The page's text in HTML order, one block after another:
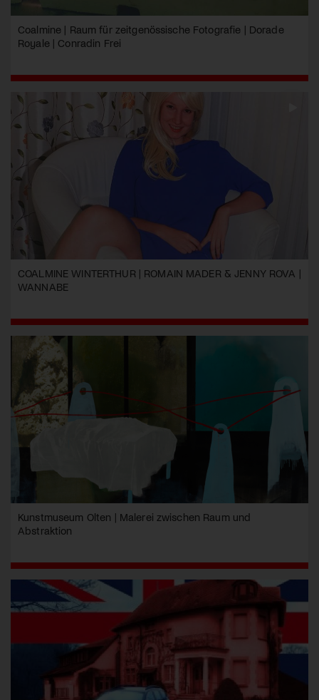
Coalmine | Raum für zeitgenössische Fotografie | Dorade
Royale | Conradin Frei
COALMINE WINTERTHUR | ROMAIN MADER & JENNY ROVA |
WANNABE
Kunstmuseum Olten | Malerei zwischen Raum und
Abstraktion